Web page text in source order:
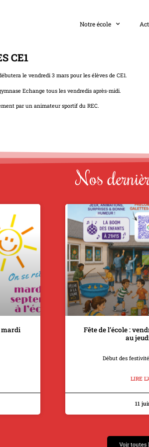
Notre école
CE1
le vendredi 3 mars pour les élèves de CE1.
Echange tous les vendredis après-midi.
par un animateur sportif du REC.
Nos
mardi
Fête de l’école :
au
Début des
LIRE
11
Voir toutes